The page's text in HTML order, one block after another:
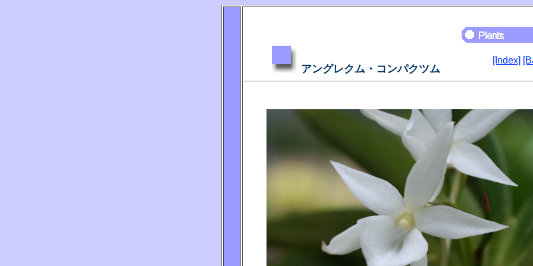
アングレクム・コンパクツム
[Index]